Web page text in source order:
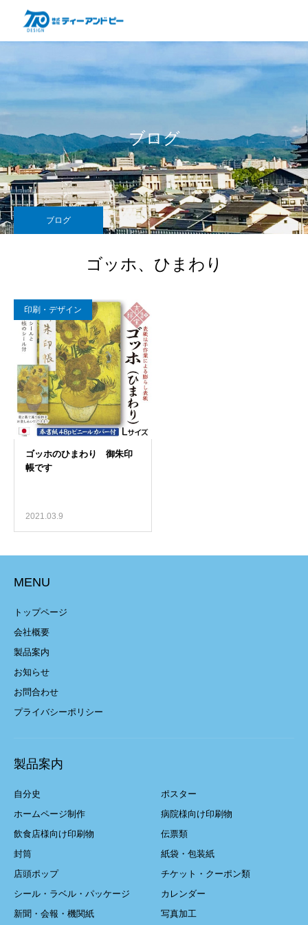
ブログ
ブログ
ゴッホ、ひまわり
印刷・デザイン
2021.03.9
MENU
トップページ
会社概要
製品案内
お知らせ
お問合わせ
プライバシーポリシー
製品案内
自分史
ポスター
ホームページ制作
病院様向け印刷物
飲食店様向け印刷物
伝票類
封筒
紙袋・包装紙
店頭ポップ
チケット・クーポン類
シール・ラベル・パッケージ
カレンダー
新聞・会報・機関紙
写真加工